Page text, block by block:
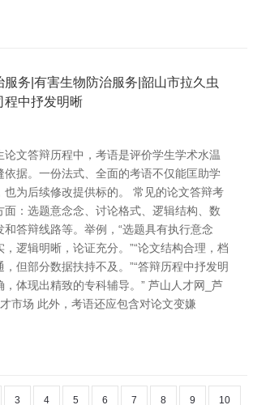
服务|有害生物防治服务|韶山市拉久虫
程中抒发明晰
论文答辩历程中，考语是评价学生学术水温
依据。一份法式、全面的考语不仅能匡助学
也为后续修改提供标的。 常见的论文答辩考
面：选题意念念、讨论格式、逻辑结构、数
答辩线路等。举例，“选题具有执行意念
逻辑明晰，论证充分。”“论文结构合理，档
但部分数据扶持不及。”“答辩历程中抒发明
，体现出精致的专科辅导。” 芦山人才网_芦
市场 此外，考语还应包含对论文变嫌
3 4 5 6 7 8 9 10